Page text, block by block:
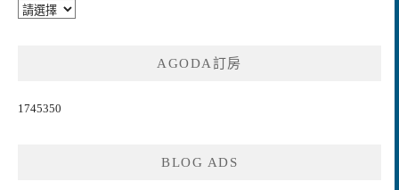
AGODA訂房
1745350
BLOG ADS